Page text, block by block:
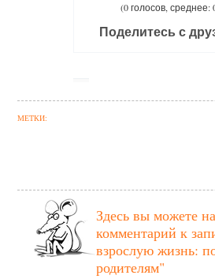
(0 голосов, среднее:
Поделитесь с
МЕТКИ:
Здесь вы можете
комментарий к
взрослую жизнь:
родителям"